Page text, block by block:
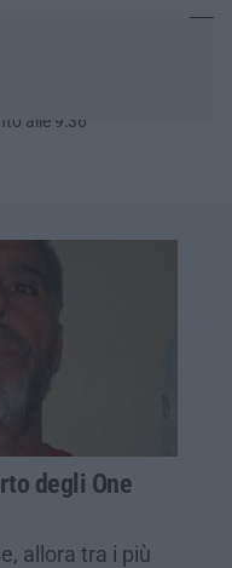
alle 9:36
degli One
allora tra i più